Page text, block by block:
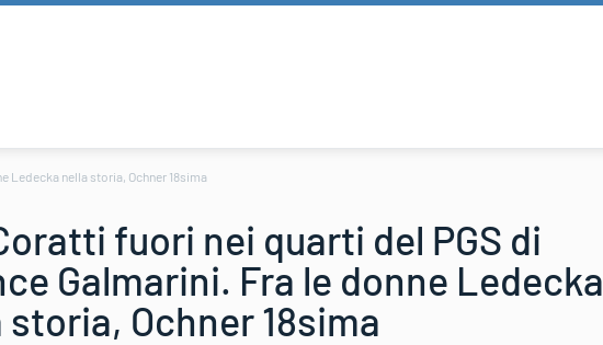
Ledecka nella storia, Ochner 18sima
fuori nei quarti del PGS di
Galmarini. Fra le donne Ledecka
storia, Ochner 18sima